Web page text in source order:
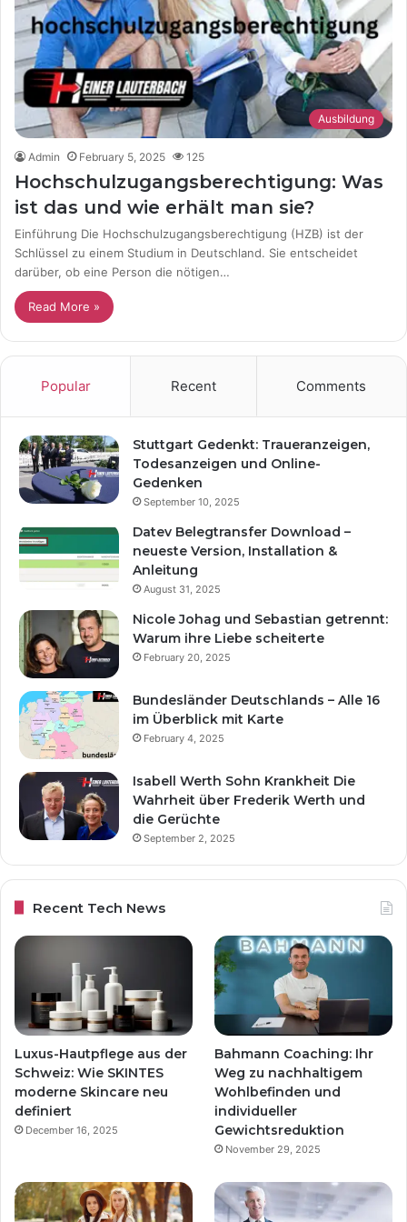
Ausbildung
Admin February 5, 2025 125
Hochschulzugangsberechtigung: Was
ist das und wie erhält man sie?
Einführung Die Hochschulzugangsberechtigung (HZB) ist der
Schlüssel zu einem Studium in Deutschland. Sie entscheidet
darüber, ob eine Person die nötigen…
Read More »
Popular Recent Comments
Stuttgart Gedenkt: Traueranzeigen,
Todesanzeigen und Online-
Gedenken
September 10, 2025
Datev Belegtransfer Download –
neueste Version, Installation &
Anleitung
August 31, 2025
Nicole Johag und Sebastian getrennt:
Warum ihre Liebe scheiterte
February 20, 2025
Bundesländer Deutschlands – Alle 16
im Überblick mit Karte
February 4, 2025
Isabell Werth Sohn Krankheit Die
Wahrheit über Frederik Werth und
die Gerüchte
September 2, 2025
Recent Tech News
Luxus-Hautpflege aus der
Schweiz: Wie SKINTES
moderne Skincare neu
definiert
December 16, 2025
Bahmann Coaching: Ihr
Weg zu nachhaltigem
Wohlbefinden und
individueller
Gewichtsreduktion
November 29, 2025